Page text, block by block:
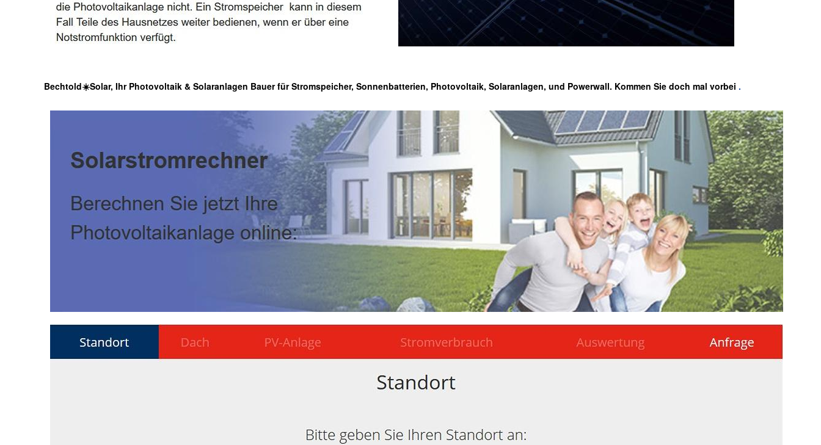
Bechtold☀️Solar, Ihr Photovoltaik & Solaranlagen Bauer für Stromspeicher, Sonnenbatterien, Photovoltaik, Solaranlagen, und Powerwall. Kommen Sie doch mal vorbei .